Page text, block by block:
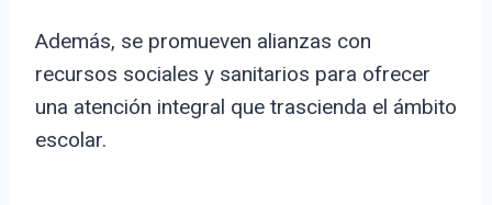
Además, se promueven alianzas con
recursos sociales y sanitarios para ofrecer
una atención integral que trascienda el ámbito
escolar.